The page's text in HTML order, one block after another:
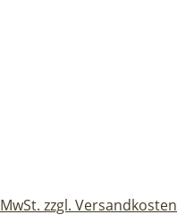
zzgl. Versandkosten